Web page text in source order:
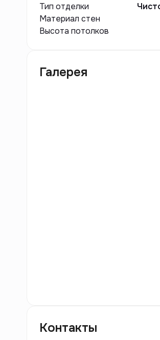
Тип отделки
Материал стен
Высота потолков
Галерея
Контакты